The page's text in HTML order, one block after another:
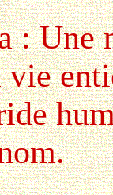
: Une
vie